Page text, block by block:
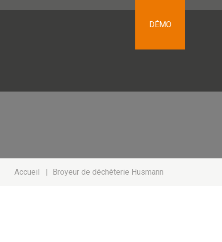
DÉMO
Accueil | Broyeur de déchèterie Husmann